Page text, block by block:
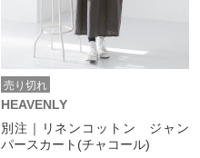
売り切れ
HEAVENLY
別注｜リネンコットン ジャン
パースカート(チャコール)